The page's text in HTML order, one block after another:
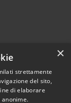
×
strettamente
del sito,
di elaborare